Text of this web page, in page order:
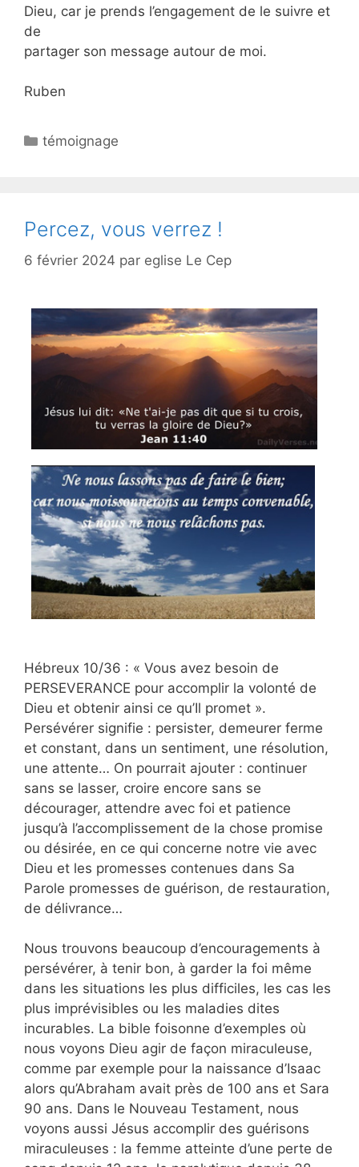
Dieu, car je prends l’engagement de le suivre et
de
partager son message autour de moi.
Ruben
témoignage
Percez, vous verrez !
6 février 2024 par eglise Le Cep
Hébreux 10/36 : « Vous avez besoin de
PERSEVERANCE pour accomplir la volonté de
Dieu et obtenir ainsi ce qu’Il promet ».
Persévérer signifie : persister, demeurer ferme
et constant, dans un sentiment, une résolution,
une attente… On pourrait ajouter : continuer
sans se lasser, croire encore sans se
décourager, attendre avec foi et patience
jusqu’à l’accomplissement de la chose promise
ou désirée, en ce qui concerne notre vie avec
Dieu et les promesses contenues dans Sa
Parole promesses de guérison, de restauration,
de délivrance…
Nous trouvons beaucoup d’encouragements à
persévérer, à tenir bon, à garder la foi même
dans les situations les plus difficiles, les cas les
plus imprévisibles ou les maladies dites
incurables. La bible foisonne d’exemples où
nous voyons Dieu agir de façon miraculeuse,
comme par exemple pour la naissance d’Isaac
alors qu’Abraham avait près de 100 ans et Sara
90 ans. Dans le Nouveau Testament, nous
voyons aussi Jésus accomplir des guérisons
miraculeuses : la femme atteinte d’une perte de